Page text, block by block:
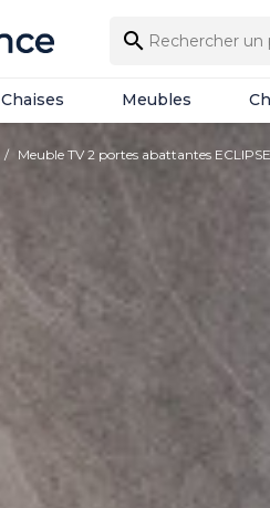

Meubles
Meuble TV 2 portes abattantes ECLIPSE